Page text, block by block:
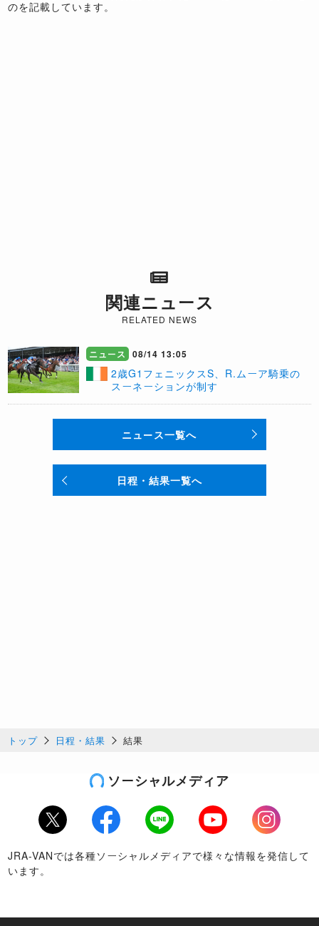
のを記載しています。
関連ニュース
RELATED NEWS
ニュース 08/14 13:05
​2歳G1フェニックスS、R.ムーア騎乗の
スーネーションが制す
ニュース一覧へ
日程・結果一覧へ
トップ 日程・結果 結果
ソーシャルメディア
Twitter Facebook LINE Youtube
Instagram
JRA-VANでは各種ソーシャルメディアで様々な情報を発信して
います。